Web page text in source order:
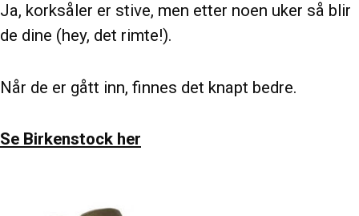
Ja, korksåler er stive, men etter noen uker så blir
de dine (hey, det rimte!).
Når de er gått inn, finnes det knapt bedre.
Se Birkenstock her